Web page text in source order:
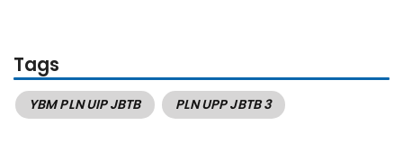
Tags
YBM PLN UIP JBTB PLN UPP JBTB 3